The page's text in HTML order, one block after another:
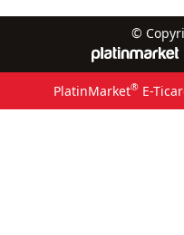
©
PlatinMarket®E-